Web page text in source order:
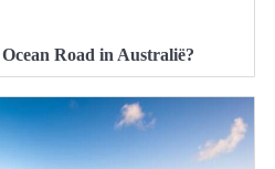
Road in Australië?